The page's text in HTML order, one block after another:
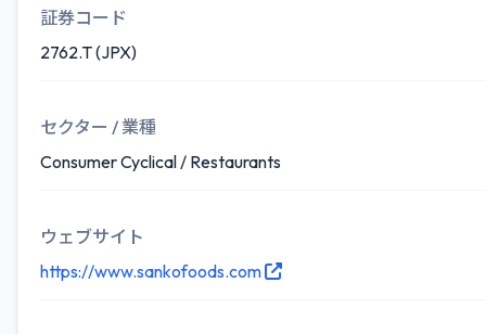
証券コード
2762.T (JPX)
セクター / 業種
Consumer Cyclical / Restaurants
ウェブサイト
https://www.sankofoods.com